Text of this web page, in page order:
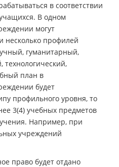
в соответствии
В одном
могут
несколько профилей
гуманитарный,
технологический,
план в
будет
профильного уровня, то
3(4) учебных предметов
Например, при
учреждений
право будет отдано